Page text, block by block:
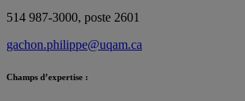
514 987-3000, poste 2601
gachon.philippe@uqam.ca
Champs d’expertise :